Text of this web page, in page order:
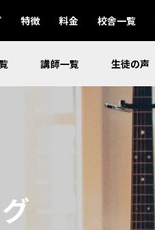
特徴 料金 校舎一覧
講師一覧 生徒の声